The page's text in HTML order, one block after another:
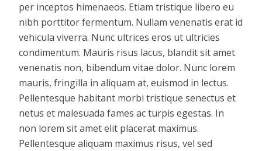
per inceptos himenaeos. Etiam tristique libero eu
nibh porttitor fermentum. Nullam venenatis erat id
vehicula viverra. Nunc ultrices eros ut ultricies
condimentum. Mauris risus lacus, blandit sit amet
venenatis non, bibendum vitae dolor. Nunc lorem
mauris, fringilla in aliquam at, euismod in lectus.
Pellentesque habitant morbi tristique senectus et
netus et malesuada fames ac turpis egestas. In
non lorem sit amet elit placerat maximus.
Pellentesque aliquam maximus risus, vel sed